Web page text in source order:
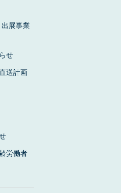
展事業
せ
送計画
労働者